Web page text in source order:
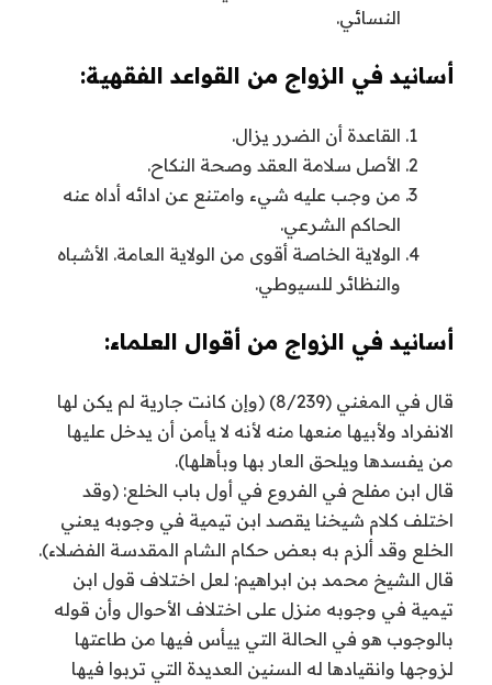
النسائي.
أسانيد في الزواج من القواعد الفقهية:
القاعدة أن الضرر يزال.
الأصل سلامة العقد وصحة النكاح.
من وجب عليه شيء وامتنع عن ادائه أداه عنه
الحاكم الشرعي.
الولاية الخاصة أقوى من الولاية العامة. الأشباه
والنظائر للسيوطي.
أسانيد في الزواج من أقوال العلماء:
قال في المغني (8/239) (وإن كانت جارية لم يكن لها
الانفراد ولأبيها منعها منه لأنه لا يأمن أن يدخل عليها
من يفسدها ويلحق العار بها وبأهلها).
قال ابن مفلح في الفروع في أول باب الخلع: (وقد
اختلف كلام شيخنا يقصد ابن تيمية في وجوبه يعني
الخلع وقد ألزم به بعض حكام الشام المقدسة الفضلاء).
قال الشيخ محمد بن ابراهيم: لعل اختلاف قول ابن
تيمية في وجوبه منزل على اختلاف الأحوال وأن قوله
بالوجوب هو في الحالة التي ييأس فيها من طاعتها
لزوجها وانقيادها له السنين العديدة التي تربوا فيها